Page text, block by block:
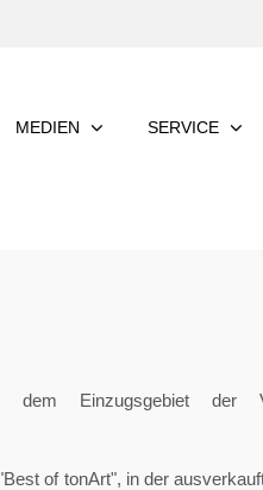
MEDIEN SERVICE
Einzugsgebiet der
of tonArt", in der